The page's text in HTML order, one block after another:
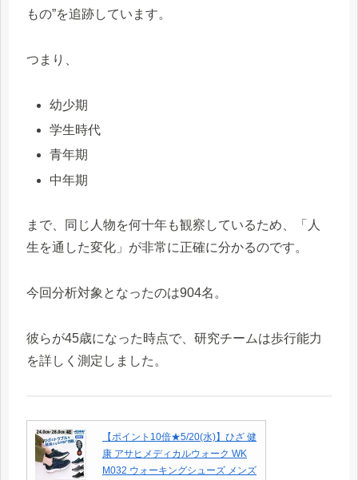
もの”を追跡しています。
つまり、
幼少期
学生時代
青年期
中年期
まで、同じ人物を何十年も観察しているため、「人
生を通した変化」が非常に正確に分かるのです。
今回分析対象となったのは904名。
彼らが45歳になった時点で、研究チームは歩行能力
を詳しく測定しました。
【ポイント10倍★5/20(水)】ひざ 健
康 アサヒメディカルウォーク WK
M032 ウォーキングシューズ メンズ